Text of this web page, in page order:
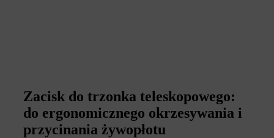
Zacisk do trzonka teleskopowego:
do ergonomicznego okrzesywania i
przycinania żywopłotu